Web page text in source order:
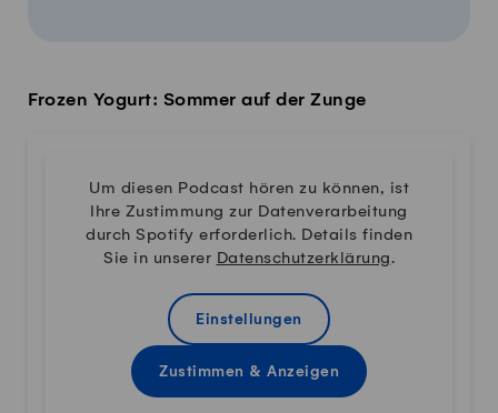
Frozen Yogurt: Sommer auf der Zunge
Um diesen Podcast hören zu können, ist
Ihre Zustimmung zur Datenverarbeitung
durch Spotify erforderlich. Details finden
Sie in unserer Datenschutzerklärung.
Einstellungen
Zustimmen & Anzeigen